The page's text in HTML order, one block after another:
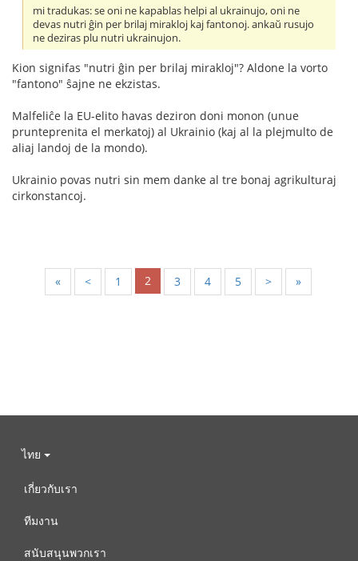
mi tradukas: se oni ne kapablas helpi al ukrainujo, oni ne
devas nutri ĝin per brilaj mirakloj kaj fantonoj. ankaŭ rusujo
ne deziras plu nutri ukrainujon.
Kion signifas "nutri ĝin per brilaj mirakloj"? Aldone la vorto
"fantono" ŝajne ne ekzistas.
Malfeliĉe la EU-elito havas deziron doni monon (unue
prunteprenita el merkatoj) al Ukrainio (kaj al la plejmulto de
aliaj landoj de la mondo).
Ukrainio povas nutri sin mem danke al tre bonaj agrikulturaj
cirkonstancoj.
« < 1 2 3 4 5 > »
ไทย
เกี่ยวกับเรา
ทีมงาน
สนับสนุนพวกเรา